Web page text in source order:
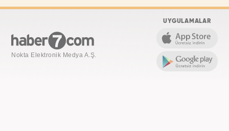
Nokta Elektronik Medya A.Ş.
UYGULAMALAR